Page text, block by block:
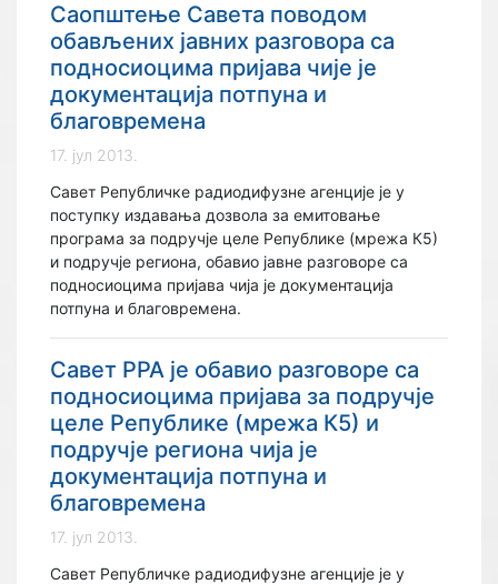
Саопштење Савета поводом
обављених јавних разговора са
подносиоцима пријава чије је
документација потпуна и
благовремена
17. јул 2013.
Савет Републичке радиодифузне агенције је у
поступку издавања дозвола за емитовање
програма за подручје целе Републике (мрежа К5)
и подручје региона, обавио јавне разговоре са
подносиоцима пријава чија је документација
потпуна и благовремена.
Савет РРА је обавио разговоре са
подносиоцима пријава за подручје
целе Републике (мрежа К5) и
подручје региона чија је
документација потпуна и
благовремена
17. јул 2013.
Савет Републичке радиодифузне агенције је у